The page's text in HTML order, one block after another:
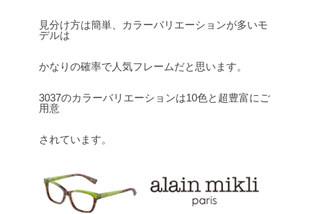
見分け方は簡単、カラーバリエーションが多いモ
デルは
かなりの確率で人気フレームだと思います。
3037のカラーバリエーションは10色と超豊富にご
用意
されています。